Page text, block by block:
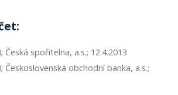
Česká spořitelna, a.s.; 12.4.2013
Československá obchodní banka, a.s.;